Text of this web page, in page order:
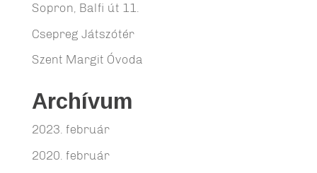
Sopron, Balfi út 11.
Csepreg Játszótér
Szent Margit Óvoda
Archívum
2023. február
2020. február